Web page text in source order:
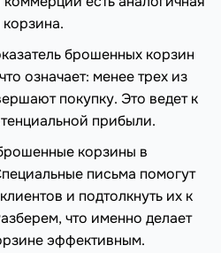
брошенных корзин
означает: менее трех из
покупку. Это ведет к
прибыли.
корзины в
письма помогут
и подтолкнуть их к
что именно делает
эффективным.